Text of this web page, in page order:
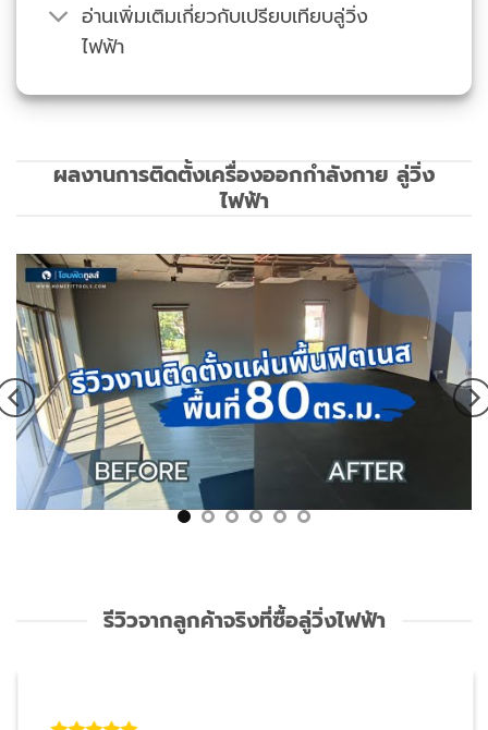
อ่านเพิ่มเติมเกี่ยวกับเปรียบเทียบลู่วิ่ง
ไฟฟ้า
ผลงานการติดตั้งเครื่องออกกำลังกาย ลู่วิ่ง
ไฟฟ้า
รีวิวจากลูกค้าจริงที่ซื้อลู่วิ่งไฟฟ้า